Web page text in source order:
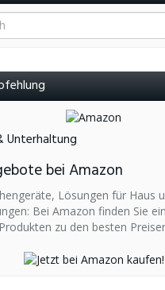
Unterhaltung
bei Amazon
Lösungen für Haus
Bei Amazon finden Sie
zu den besten